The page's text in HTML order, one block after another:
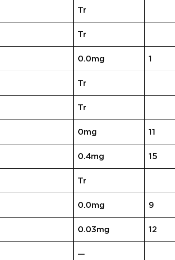
Tr
Tr
0.0mg 1
Tr
Tr
0mg 11
0.4mg 15
Tr
0.0mg 9
0.03mg 12
—